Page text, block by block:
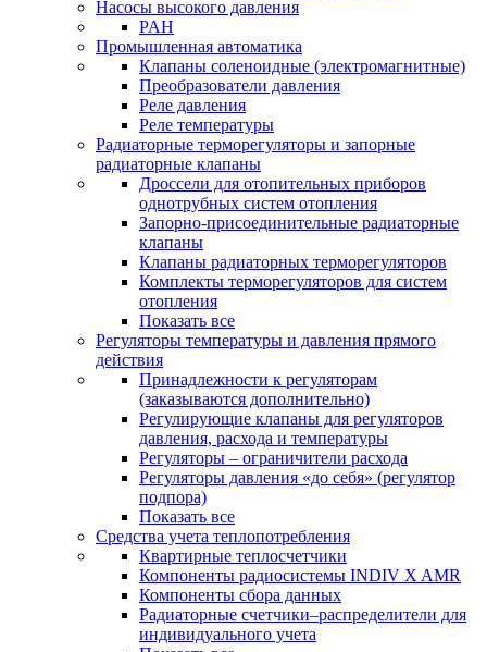
Насосы высокого давления
PAH
Промышленная автоматика
Клапаны соленоидные (электромагнитные)
Преобразователи давления
Реле давления
Реле температуры
Радиаторные терморегуляторы и запорные
радиаторные клапаны
Дроссели для отопительных приборов
однотрубных систем отопления
Запорно-присоединительные радиаторные
клапаны
Клапаны радиаторных терморегуляторов
Комплекты терморегуляторов для систем
отопления
Показать все
Регуляторы температуры и давления прямого
действия
Принадлежности к регуляторам
(заказываются дополнительно)
Регулирующие клапаны для регуляторов
давления, расхода и температуры
Регуляторы – ограничители расхода
Регуляторы давления «до себя» (регулятор
подпора)
Показать все
Средства учета теплопотребления
Квартирные теплосчетчики
Компоненты радиосистемы INDIV X AMR
Компоненты сбора данных
Радиаторные счетчики–распределители для
индивидуального учета